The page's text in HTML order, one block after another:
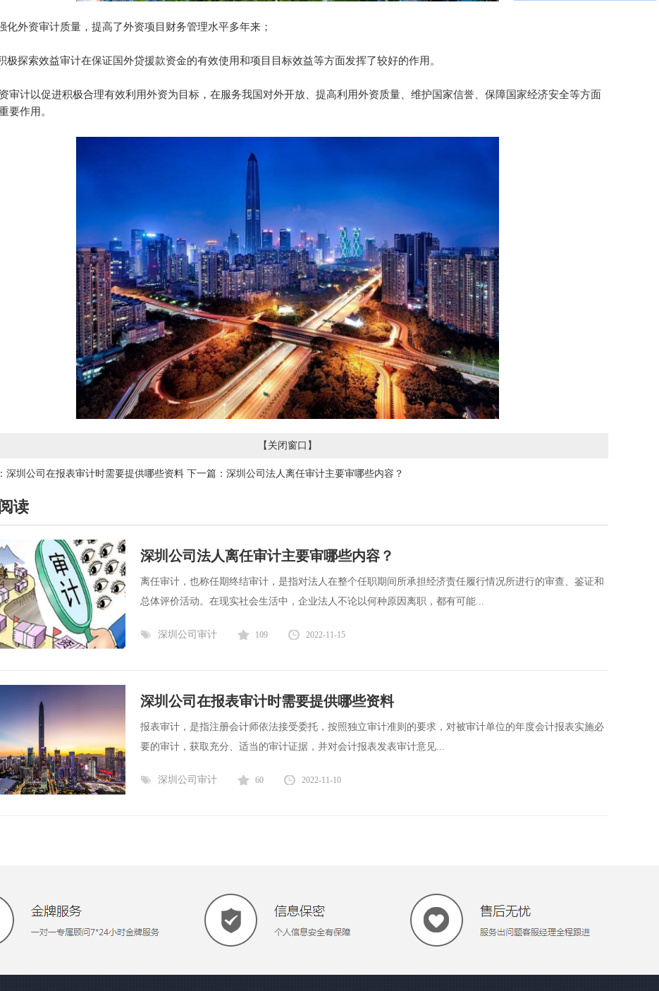
外资审计质量，提高了外资项目财务管理水平多年来；
探索效益审计在保证国外贷援款资金的有效使用和项目目标效益等方面发挥了较好的作用。
计以促进积极合理有效利用外资为目标，在服务我国对外开放、提高利用外资质量、维护国家信誉、保障国家经济安全等方面
要作用。
【 关闭窗口 】
深圳公司在报表审计时需要提供哪些资料 下一篇： 深圳公司法人离任审计主要审哪些内容？
读
深圳公司法人离任审计主要审哪些内容？
离任审计，也称任期终结审计，是指对法人在整个任职期间所承担经济责任履行情况所进行的审查、鉴证和
总体评价活动。在现实社会生活中，企业法人不论以何种原因离职，都有可能...
深圳公司审计 109 2022-11-15
深圳公司在报表审计时需要提供哪些资料
报表审计，是指注册会计师依法接受委托，按照独立审计准则的要求，对被审计单位的年度会计报表实施必
要的审计，获取充分、适当的审计证据，并对会计报表发表审计意见...
深圳公司审计 60 2022-11-10